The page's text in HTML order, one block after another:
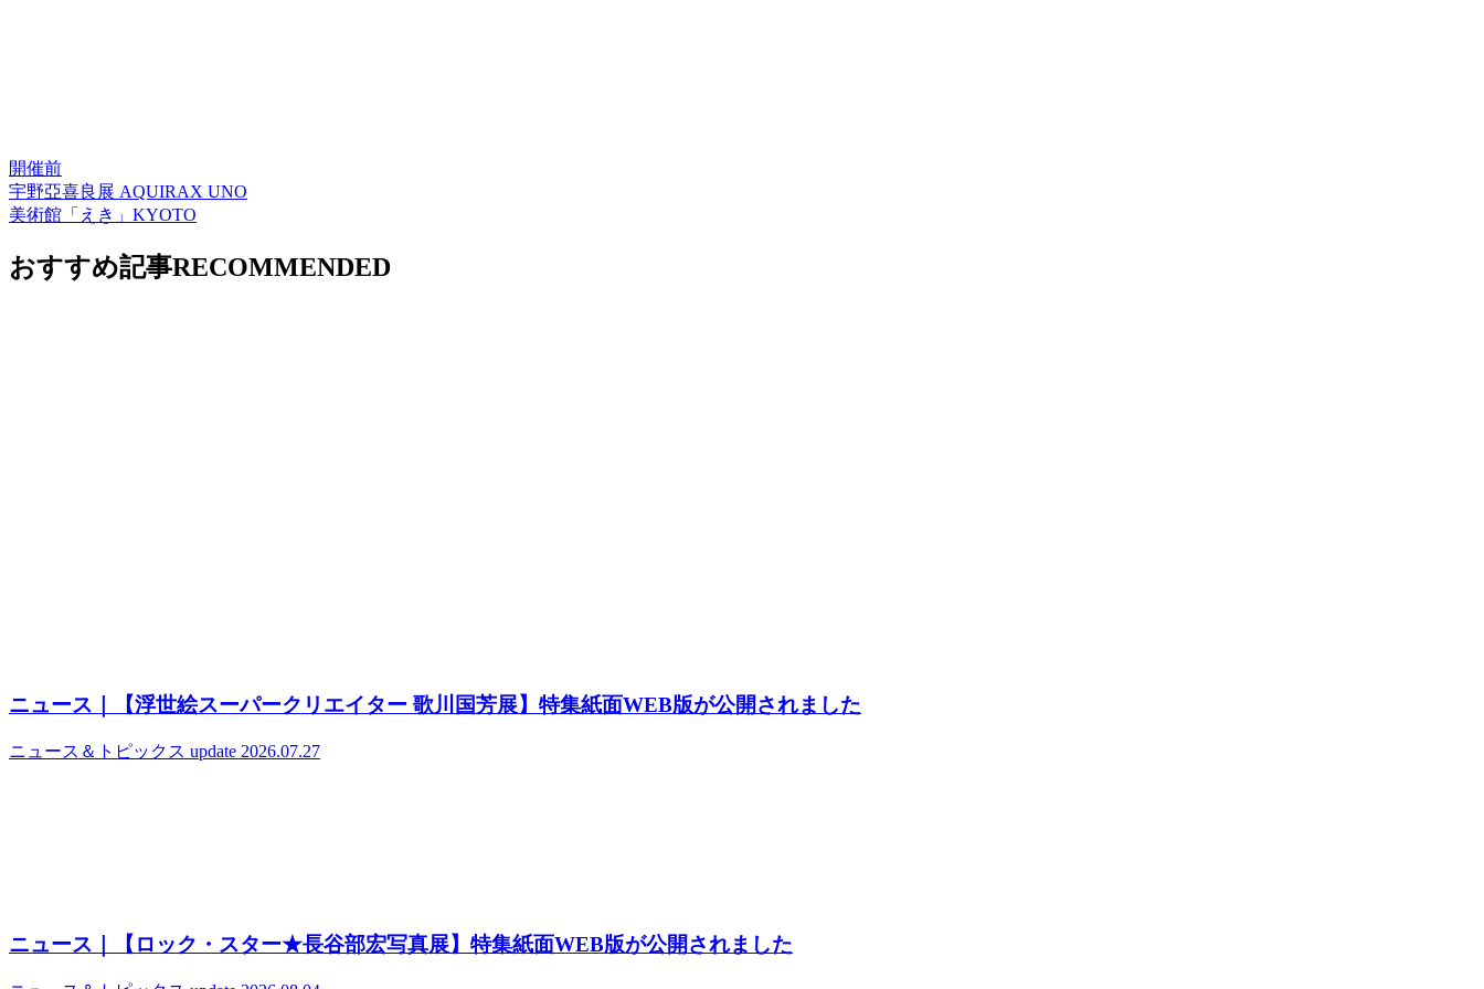
開催前
宇野亞喜良展 AQUIRAX UNO
美術館「えき」KYOTO
おすすめ記事RECOMMENDED
ニュース｜【浮世絵スーパークリエイター 歌川国芳展】特集紙面WEB版が公開されました
ニュース＆トピックス update 2026.07.27
ニュース｜【ロック・スター★長谷部宏写真展】特集紙面WEB版が公開されました